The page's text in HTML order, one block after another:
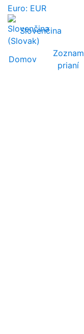
Euro: EUR
Slovenčina
Domov
Zoznam
prianí